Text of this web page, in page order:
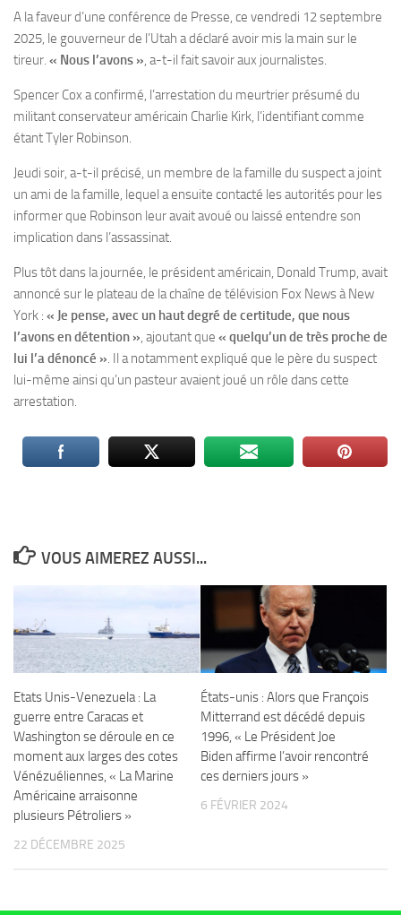
A la faveur d’une conférence de Presse, ce vendredi 12 septembre
2025, le gouverneur de l’Utah a déclaré avoir mis la main sur le
tireur. « Nous l’avons », a-t-il fait savoir aux journalistes.
Spencer Cox a confirmé, l’arrestation du meurtrier présumé du
militant conservateur américain Charlie Kirk, l’identifiant comme
étant Tyler Robinson.
Jeudi soir, a-t-il précisé, un membre de la famille du suspect a joint
un ami de la famille, lequel a ensuite contacté les autorités pour les
informer que Robinson leur avait avoué ou laissé entendre son
implication dans l’assassinat.
Plus tôt dans la journée, le président américain, Donald Trump, avait
annoncé sur le plateau de la chaîne de télévision Fox News à New
York : « Je pense, avec un haut degré de certitude, que nous
l’avons en détention », ajoutant que « quelqu’un de très proche de
lui l’a dénoncé ». Il a notamment expliqué que le père du suspect
lui-même ainsi qu’un pasteur avaient joué un rôle dans cette
arrestation.
VOUS AIMEREZ AUSSI...
Etats Unis-Venezuela : La
guerre entre Caracas et
Washington se déroule en ce
moment aux larges des cotes
Vénézuéliennes, « La Marine
Américaine arraisonne
plusieurs Pétroliers »
22 DÉCEMBRE 2025
États-unis : Alors que François
Mitterrand est décédé depuis
1996, « Le Président Joe
Biden affirme l’avoir rencontré
ces derniers jours »
6 FÉVRIER 2024